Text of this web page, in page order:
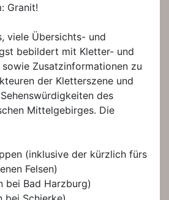
Granit!
viele Übersichts- und
bebildert mit Kletter- und
Zusatzinformationen zu
der Kletterszene und
des
Mittelgebirges. Die
(inklusive der kürzlich fürs
Felsen)
bei Bad Harzburg)